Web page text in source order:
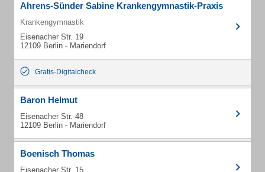
Ahrens-Sünder Sabine Krankengymnastik-Praxis
Krankengymnastik
Eisenacher Str. 19
12109 Berlin - Mariendorf
Gratis-Digitalcheck
Baron Helmut
Eisenacher Str. 48
12109 Berlin - Mariendorf
Boenisch Thomas
Eisenacher Str. 15